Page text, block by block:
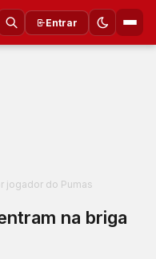
Entrar
jogador do Pumas
na briga